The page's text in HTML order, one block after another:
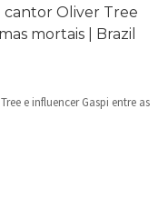
cantor Oliver Tree
mortais | Brazil
e influencer Gaspi entre as